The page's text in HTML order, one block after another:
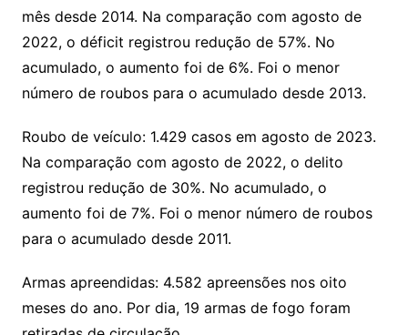
mês desde 2014. Na comparação com agosto de
2022, o déficit registrou redução de 57%. No
acumulado, o aumento foi de 6%. Foi o menor
número de roubos para o acumulado desde 2013.
Roubo de veículo: 1.429 casos em agosto de 2023.
Na comparação com agosto de 2022, o delito
registrou redução de 30%. No acumulado, o
aumento foi de 7%. Foi o menor número de roubos
para o acumulado desde 2011.
Armas apreendidas: 4.582 apreensões nos oito
meses do ano. Por dia, 19 armas de fogo foram